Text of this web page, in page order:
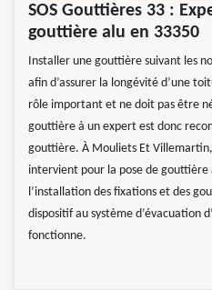
SOS Gouttières 33 :
gouttière alu en 33350
Installer une gouttière suivant les
afin d’assurer la longévité d’une
rôle important et ne doit pas être
gouttière à un expert est donc
gouttière. À Mouliets Et
intervient pour la pose de
l’installation des fixations et des
dispositif au système d’évacuation
fonctionne.